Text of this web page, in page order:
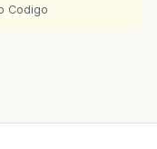
Codigo